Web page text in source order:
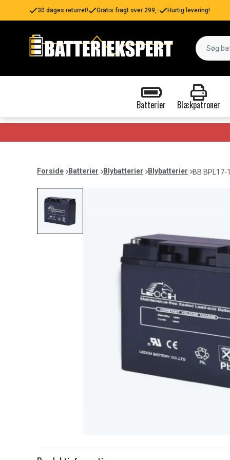
30 dages returret! Gratis fragt over 299,- Hurtig levering!
Batterier Blækpatroner
Forside Batterier Blybatterier Blybatterier BB BPL17-